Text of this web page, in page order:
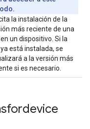
la instalación de la
más reciente de una
un dispositivo. Si la
está instalada, se
a la versión más
si es necesario.